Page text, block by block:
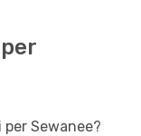
Sewanee?